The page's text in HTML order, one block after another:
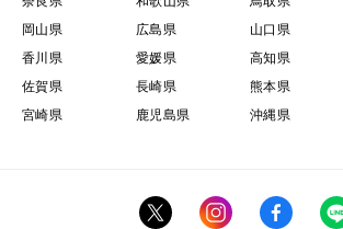
岡山県
広島県 山口県
香川県
愛媛県 高知県
佐賀県
長崎県 熊本県
宮崎県
鹿児島県 沖縄県